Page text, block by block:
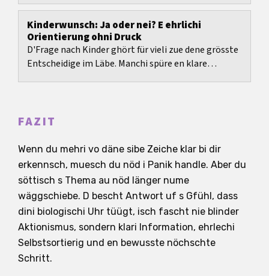
Kinderwunsch: Ja oder nei? E ehrlichi
Orientierung ohni Druck
D'Frage nach Kinder ghört für vieli zue dene grösste
Entscheidige im Läbe. Manchi spüre en klare
FAZIT
Wenn du mehri vo däne sibe Zeiche klar bi dir
erkennsch, muesch du nöd i Panik handle. Aber du
söttisch s Thema au nöd länger nume
wäggschiebe. D bescht Antwort uf s Gfühl, dass
dini biologischi Uhr tüügt, isch fascht nie blinder
Aktionismus, sondern klari Information, ehrlechi
Selbstsortierig und en bewusste nöchschte
Schritt.